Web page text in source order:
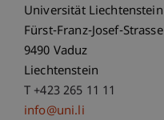
Universität Liechtenstein
Fürst-Franz-Josef-Strasse
9490 Vaduz
Liechtenstein
T +423 265 11 11
info@uni.li